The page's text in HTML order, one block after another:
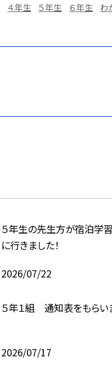
４年生 ５年生 ６年生 わ
５年生の先生方が宿泊学
に行きました！
2026/07/22
５年１組 通知表をもらい
2026/07/17